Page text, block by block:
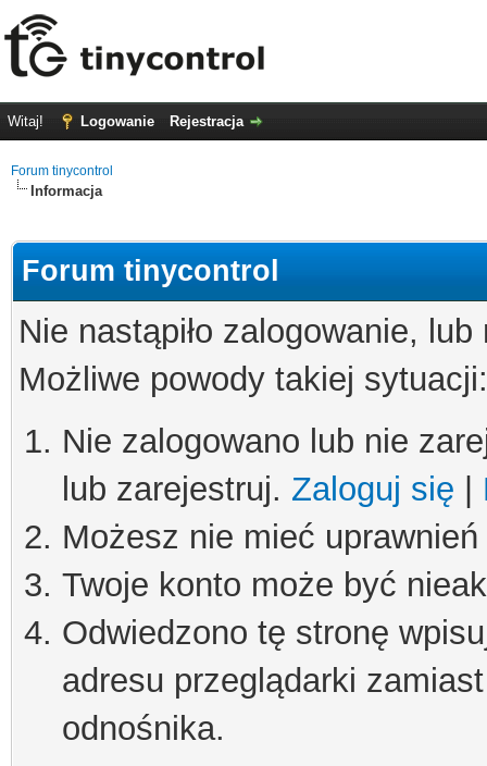
Witaj! Logowanie Rejestracja
Forum tinycontrol
Informacja
Forum tinycontrol
Nie nastąpiło zalogowanie,
Możliwe powody takiej sytuacji:
Nie zalogowano lub nie
lub zarejestruj. Zaloguj się
Możesz nie mieć
Twoje konto może być
Odwiedzono tę stronę
adresu przeglądarki
odnośnika.